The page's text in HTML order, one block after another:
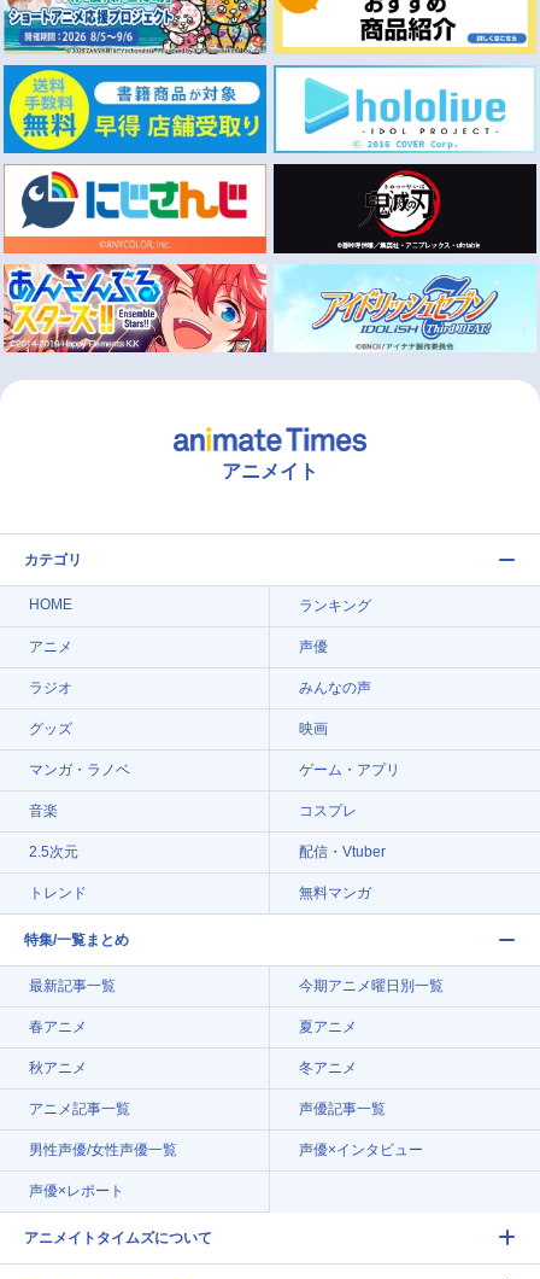
アニメイト
カテゴリ
HOME ランキング
アニメ 声優
ラジオ みんなの声
グッズ 映画
マンガ・ラノベ ゲーム・アプリ
音楽 コスプレ
2.5次元 配信・Vtuber
トレンド 無料マンガ
特集/一覧まとめ
最新記事一覧 今期アニメ曜日別一覧
春アニメ 夏アニメ
秋アニメ 冬アニメ
アニメ記事一覧 声優記事一覧
男性声優/女性声優一覧 声優×インタビュー
声優×レポート
アニメイトタイムズについて